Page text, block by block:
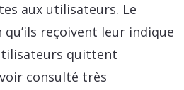
aux utilisateurs. Le
reçoivent leur indique
quittent
consulté très